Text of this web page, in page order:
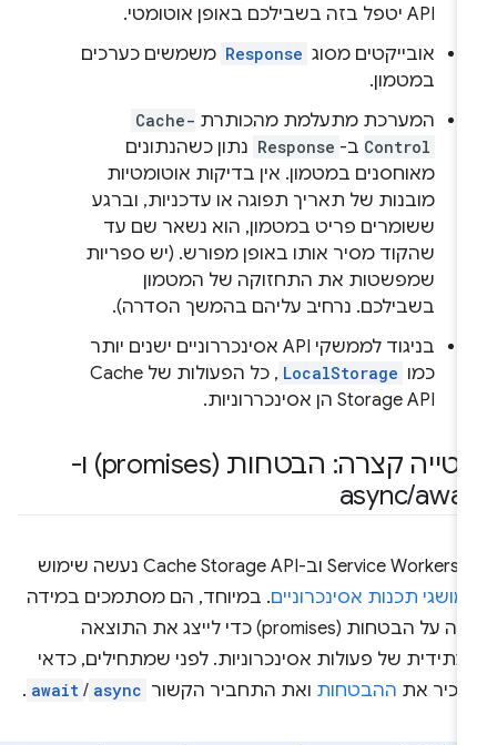
אובייקטים מסוג Response משמשים כערכים
במטמון.
המערכת מתעלמת מהכותרתCache-
Controlב- Response נתון כשהנתונים
מאוחסנים במטמון. אין בדיקות אוטומטיות
מובנות של תאריך תפוגה או עדכניות, וברגע
ששומרים פריט במטמון, הוא נשאר שם עד
שהקוד מסיר אותו באופן מפורש. (יש ספריות
שמפשטות את התחזוקה של המטמון
בשבילכם. נרחיב עליהם בהמשך הסדרה).
בניגוד לממשקי API אסינכררוניים ישנים יותר
כמו LocalStorage
, כל הפעולות של Cache
Storage API הן אסינכררוניות.
סטייה קצרה: הבטחות (promises) ו-
async/
ב-Service Workers וב-Cache Storage API נעשה שימוש
מושגי תכנות אסינכרוניים. במיוחד, הם מסתמכים במידה
רבה על הבטחות (promises) כדי לייצג את התוצאה
של פעולות אסינכרוניות. לפני שמתחילים, כדאי
אתההבטחותואת התחביר הקשור async
/
await
.